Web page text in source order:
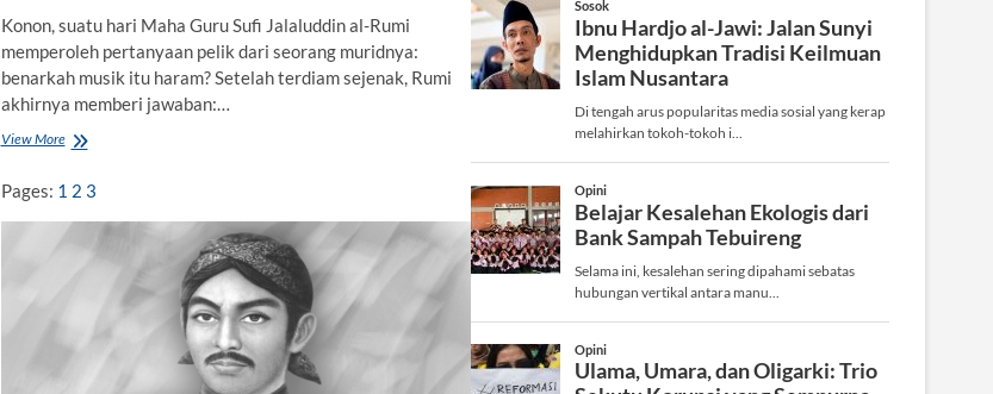
I
a
m
a
J
Konon, suatu hari Maha Guru Sufi Jalaluddin al-Rumi
memperoleh pertanyaan pelik dari seorang muridnya:
benarkah musik itu haram? Setelah terdiam sejenak, Rumi
akhirnya memberi jawaban:…
View MoreM
i
k
Pages: 1 2 3